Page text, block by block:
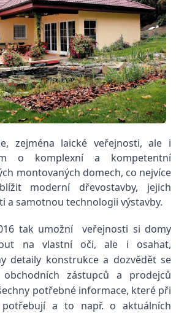
zejména laické veřejnosti, ale i
o komplexní a kompetentní
montovaných domech, co nejvíce
moderní dřevostavby, jejich
a samotnou technologii výstavby.
tak umožní veřejnosti si domy
na vlastní oči, ale i osahat,
detaily konstrukce a dozvědět se
zástupců a prodejců
potřebné informace, které při
potřebují a to např. o aktuálních